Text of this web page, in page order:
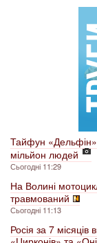
Тайфун
мільйон людей
Сьогодні 11:29
На Волині
травмований
Сьогодні 11:13
Росія за 7